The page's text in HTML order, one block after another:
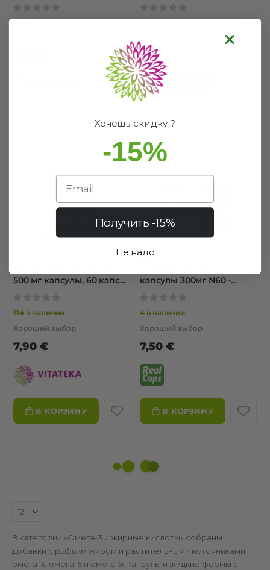
10,50 €
В КОРЗИНУ
500 мг капсулы, 60 капсул
114 в наличии
Хороший выбор
7,90 €
В КОРЗИНУ
капсулы 300мг N60 -
4 в наличии
Хороший выбор
7,50 €
В КОРЗИНУ
В категории «Омега-3 и жирные кислоты» собраны
добавки с рыбьим жиром и растительными источниками
омега-3, омега-6 и омега-9: капсулы и жидкие формы с
Хочешь скидку ?
-15%
Email
Получить -15%
Не надо